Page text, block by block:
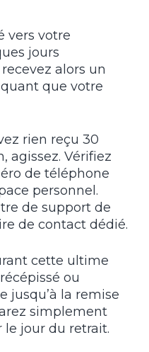
vers votre
jours
alors un
que votre
rien reçu 30
agissez. Vérifiez
de téléphone
personnel.
de support de
de contact dédié.
cette ultime
ou
jusqu’à la remise
simplement
jour du retrait.